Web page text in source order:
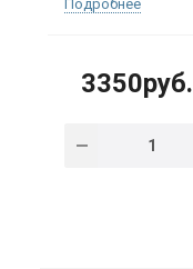
Подробнее
3350руб.